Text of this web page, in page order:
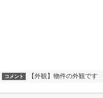
コメント 【外観】物件の外観です